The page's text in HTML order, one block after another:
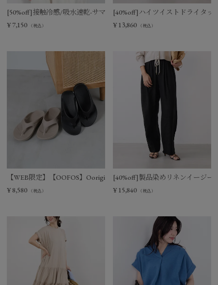
[50%off]接触冷感/吸水速乾-サマーポロニット
¥ 7,150 （税込）
[40%off]ハイツイストドライタッ
¥ 13,860 （税込）
【WEB限定】【OOFOS】Ooriginal リカバリーサンダル
¥ 8,580 （税込）
[40%off]製品染めリネンイージー
¥ 15,840 （税込）